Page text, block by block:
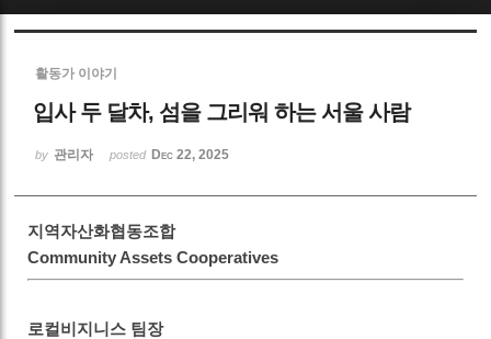
활동가 이야기
입사 두 달차, 섬을 그리워 하는 서울 사람
by 관리자 posted Dec 22, 2025
지역자산화협동조합
Community Assets Cooperatives
로컬비지니스 팀장
Sketchbook5, 스케치북5
Sketchbook5, 스케치북5